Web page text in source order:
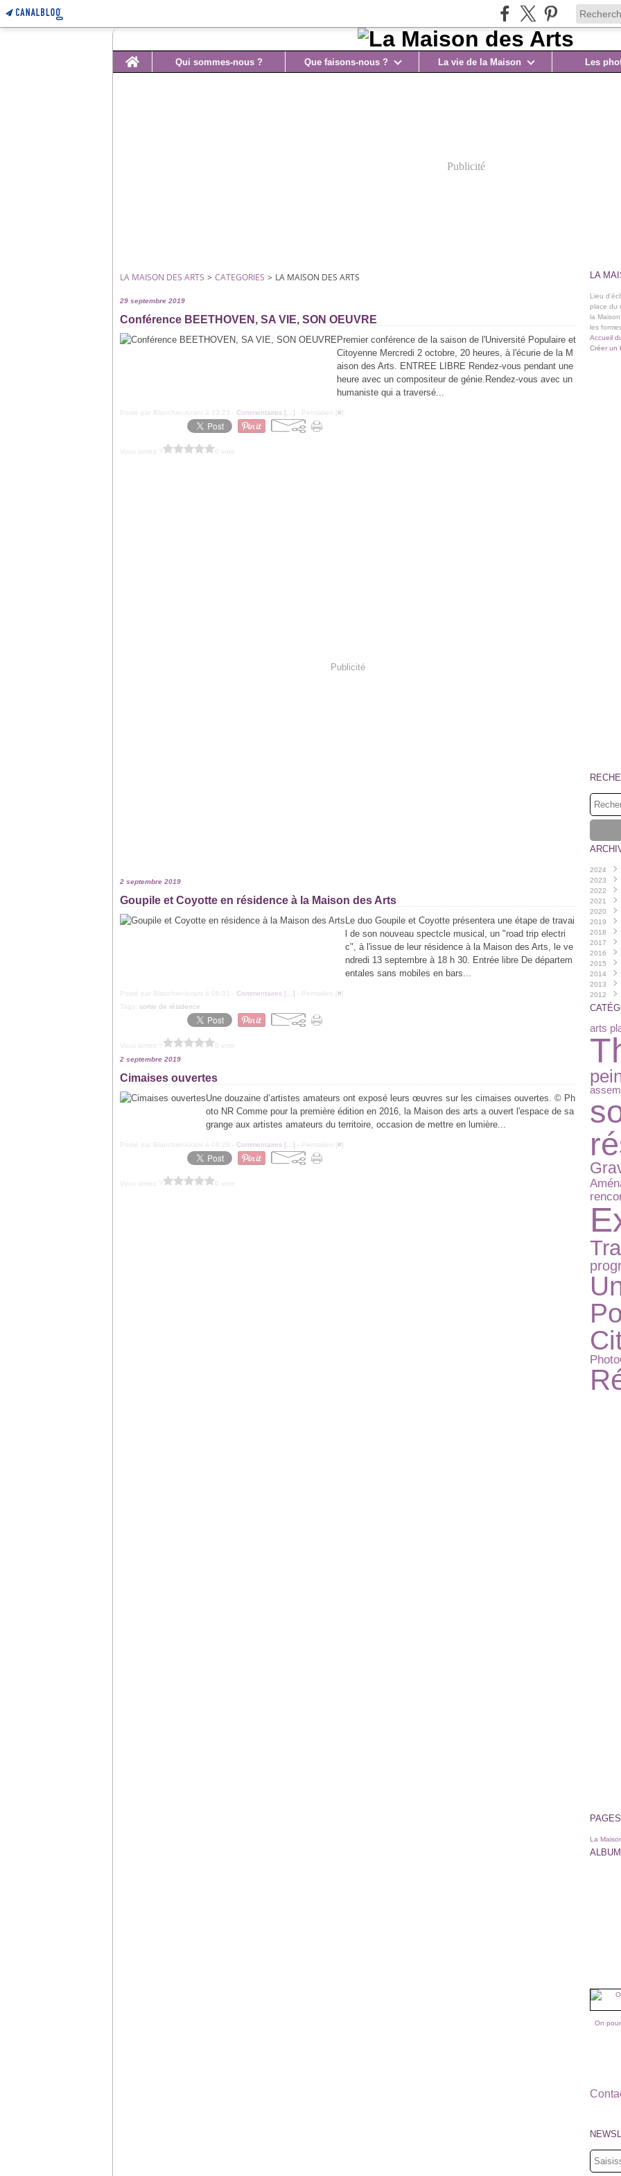
Home
Qui sommes-nous ? Que faisons-nous ? La vie de la Maison Les
Publicité
LA MAISON DES ARTS > CATEGORIES > LA MAISON DES ARTS
29 septembre 2019
Conférence BEETHOVEN, SA VIE, SON OEUVRE
Premier conférence de la saison de l'Université Populaire et
Citoyenne Mercredi 2 octobre, 20 heures, à l'écurie de la M
aison des Arts. ENTREE LIBRE Rendez-vous pendant une
heure avec un compositeur de génie.Rendez-vous avec un
humaniste qui a traversé...
Posté par Blanchier-lorant à 23:23 - Commentaires [ ] - Permalien [#]
Vous aimez ? 0 vote
Publicité
2 septembre 2019
Goupile et Coyotte en résidence à la Maison des Arts
Le duo Goupile et Coyotte présentera une étape de travai
l de son nouveau spectcle musical, un "road trip electri
c", à l'issue de leur résidence à la Maison des Arts, le ve
ndredi 13 septembre à 18 h 30. Entrée libre De départem
entales sans mobiles en bars...
Posté par Blanchier-lorant à 08:31 - Commentaires [ ] - Permalien [#]
Tags: sortie de résidence
Vous aimez ?
0 vote
2 septembre 2019
Cimaises ouvertes
Une douzaine d’artistes amateurs ont exposé leurs œuvres sur les cimaises ouvertes. © Ph
oto NR Comme pour la première édition en 2016, la Maison des arts a ouvert l'espace de sa
grange aux artistes amateurs du territoire, occasion de mettre en lumière...
Posté par Blanchier-lorant à 08:29 - Commentaires [ ] - Permalien [#]
Vous aimez ? 0 vote
LA
Lieu
place du
la
les
Accueil
Créer un
2024
2023
Août
Juillet
Juin
Mai(2)
Avril
Février
2022
Août
Juillet
Juin
Mai(3)
Avril
Mars
2021
Août
Juin
Mai(2)
Avril
Mars
2020
Août
Juillet
Juin
Avril
Février
2019
Août
Mai(3)
Avril
Mars
2018
Août
Mai(4)
Avril
2017
Août
Juillet
Mai
2016
Août
Juillet
Mai
Avril
Mars
2015
Mai
Avril
Mars
2014
Juin
Avril
Février
2013
Août
Février
2012
Mai
Avril
Mars
arts
Photo
PAGES
La
On